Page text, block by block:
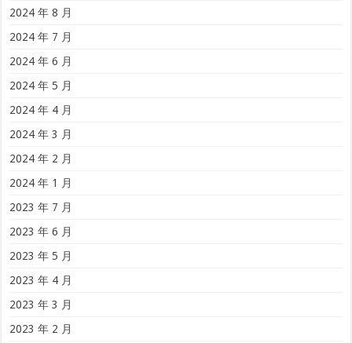
2024 年 8 月
2024 年 7 月
2024 年 6 月
2024 年 5 月
2024 年 4 月
2024 年 3 月
2024 年 2 月
2024 年 1 月
2023 年 7 月
2023 年 6 月
2023 年 5 月
2023 年 4 月
2023 年 3 月
2023 年 2 月